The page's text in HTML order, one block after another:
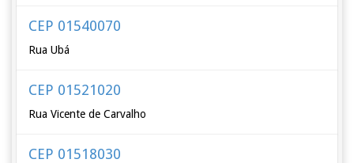
CEP 01540070
Rua Ubá
CEP 01521020
Rua Vicente de Carvalho
CEP 01518030